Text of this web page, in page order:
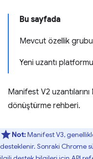
Bu sayfada
Mevcut özellik
Yeni uzantı
Manifest V2
dönüştürme rehberi.
Not:Manifest V3,
desteklenir. Sonraki Chrome